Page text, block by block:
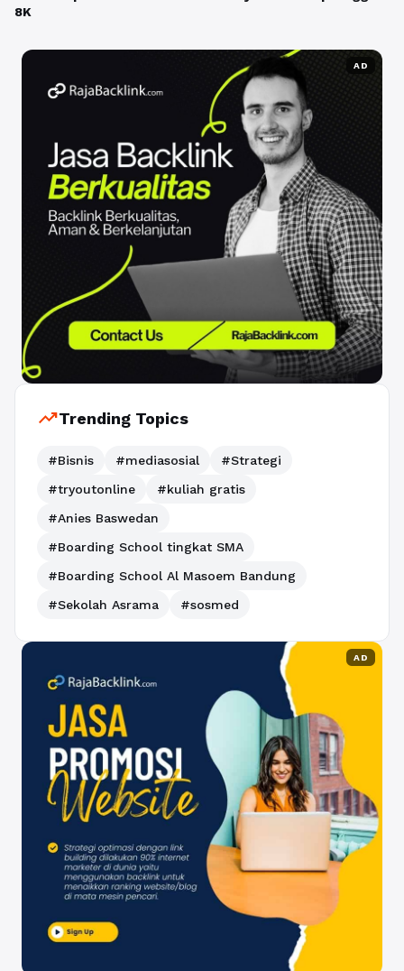
8K
AD
trending_upTrending Topics
#Bisnis #mediasosial
#Strategi
#tryoutonline
#kuliah gratis
#Anies Baswedan
#Boarding School tingkat SMA
#Boarding School Al Masoem Bandung
#Sekolah Asrama
#sosmed
AD